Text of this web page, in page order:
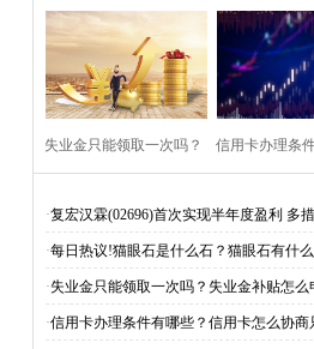
半年度盈利 多措并举加速
自身“造血”降本增效激发
增长活力|全球新消息
石？猫眼石有
作用？
失业金只能领取一次吗？ 信用卡办理条
金？
·复宏汉霖(02696)首次实现半年度盈利 多
·每日热议!猫眼石是什么石？猫眼石有什
·失业金只能领取一次吗？失业金补贴怎么
·信用卡办理条件有哪些？信用卡怎么协商